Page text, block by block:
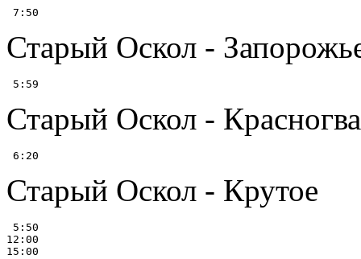
Старый Оскол -
Старый Оскол -
Старый Оскол - Крутое
5:50
12:00